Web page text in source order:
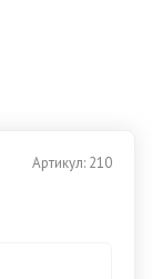
Артикул: 210